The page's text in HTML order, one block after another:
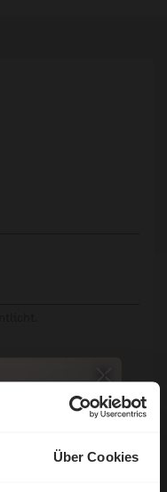
Über Cookies
teilen.